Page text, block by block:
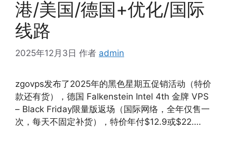
港/美国/德国+优化/国际
线路
2025年12月3日 作者 admin
zgovps发布了2025年的黑色星期五促销活动（特价
款还有货），德国 Falkenstein Intel 4th 金牌 VPS
– Black Friday限量版返场（国际网络，全年仅售一
次，每天不固定补货），特价年付$12.9或$22….